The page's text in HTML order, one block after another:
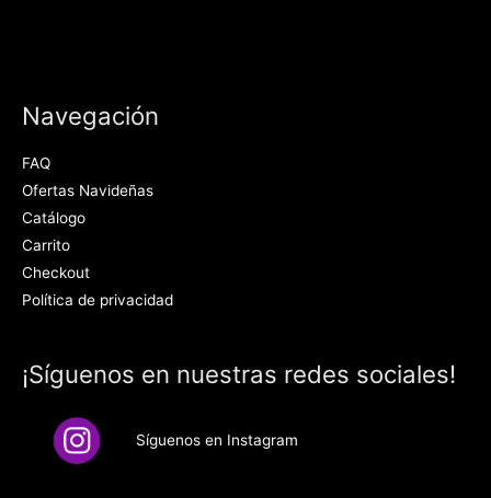
Navegación
FAQ
Ofertas Navideñas
Catálogo
Carrito
Checkout
Política de privacidad
¡Síguenos en nuestras redes sociales!
Síguenos en Instagram